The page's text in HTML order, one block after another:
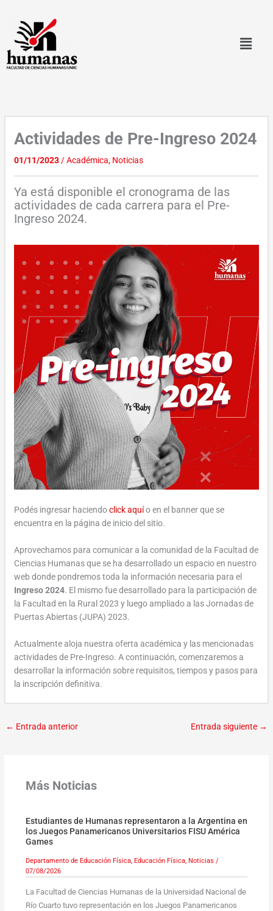
contenido
Actividades de Pre-Ingreso 2024
01/11/2023/Académica, Noticias
Ya está disponible el cronograma de las
actividades de cada carrera para el Pre-
Ingreso 2024.
Podés ingresar haciendoclick aquío en el banner que se
encuentra en la página de inicio del sitio.
Aprovechamos para comunicar a la comunidad de la Facultad de
Ciencias Humanas que se ha desarrollado un espacio en nuestro
web donde pondremos toda la información necesaria para el
Ingreso 2024. El mismo fue desarrollado para la participación de
la Facultad en la Rural 2023 y luego ampliado a las Jornadas de
Puertas Abiertas (JUPA) 2023.
Actualmente aloja nuestra oferta académica y las mencionadas
actividades de Pre-Ingreso. A continuación, comenzaremos a
desarrollar la información sobre requisitos, tiempos y pasos para
la inscripción definitiva.
← Entrada anterior Entrada siguiente →
Más Noticias
Estudiantes de Humanas representaron a la Argentina en
los Juegos Panamericanos Universitarios FISU América
Games
Departamento de Educación Física, Educación Física, Noticias /
07/08/2026
La Facultad de Ciencias Humanas de la Universidad Nacional de
Río Cuarto tuvo representación en los Juegos Panamericanos